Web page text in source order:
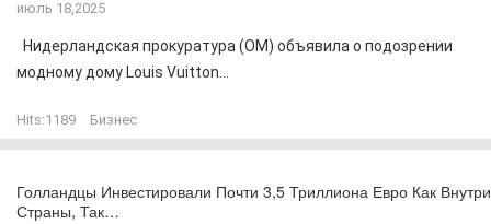
июль 18,2025
Нидерландская прокуратура (OM) объявила о подозрении
модному дому Louis Vuitton...
Hits:1189 Бизнес
Голландцы Инвестировали Почти 3,5 Триллиона Евро Как Внутри
Страны, Так…